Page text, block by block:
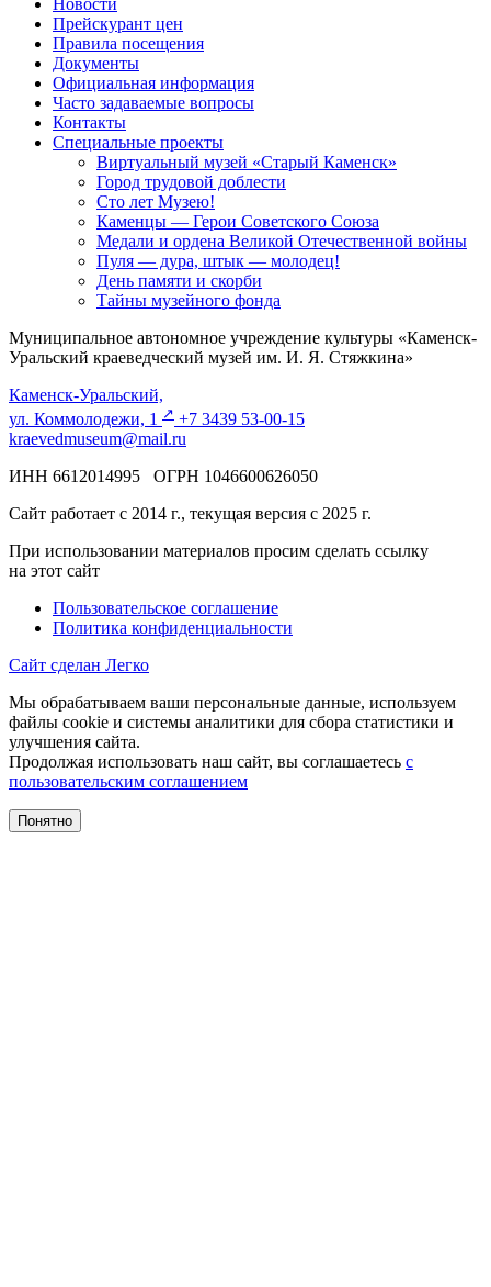
Прейскурант цен
Правила посещения
Документы
Официальная информация
Часто задаваемые вопросы
Контакты
Специальные проекты
Виртуальный музей «Старый Каменск»
Город трудовой доблести
Сто лет Музею!
Каменцы — Герои Советского Союза
Медали и ордена Великой Отечественной войны
Пуля — дура, штык — молодец!
День памяти и скорби
Тайны музейного фонда
Муниципальное автономное учреждение культуры «Каменск-
Уральский краеведческий музей им. И. Я. Стяжкина»
Каменск-Уральский,
ул. Коммолодежи, 1 ↗️ +7 3439 53-00-15
kraevedmuseum@mail.ru
ИНН 6612014995 ОГРН 1046600626050
Сайт работает с 2014 г., текущая версия с 2025 г.
При использовании материалов просим сделать ссылку
на этот сайт
Пользовательское соглашение
Политика конфиденциальности
Сайт сделан Легко
Мы обрабатываем ваши персональные данные, используем
файлы cookie и системы аналитики для сбора статистики и
улучшения сайта.
Продолжая использовать наш сайт, вы соглашаетесь с
пользовательским соглашением
Понятно